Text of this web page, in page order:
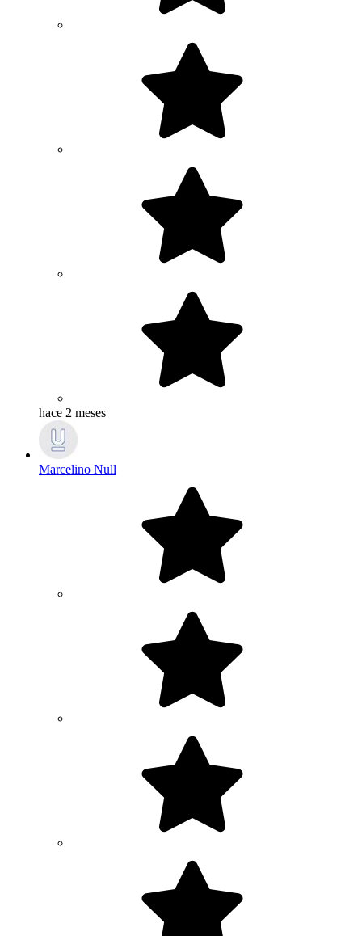
hace 2 meses
Marcelino Null